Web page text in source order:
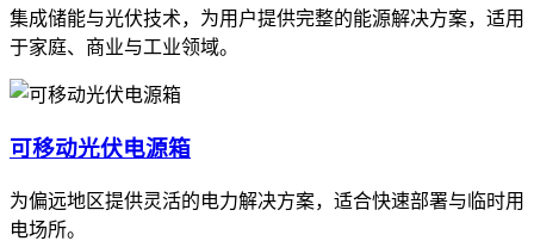
集成储能与光伏技术，为用户提供完整的能源解决方案，适用
于家庭、商业与工业领域。
可移动光伏电源箱
为偏远地区提供灵活的电力解决方案，适合快速部署与临时用
电场所。